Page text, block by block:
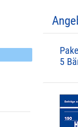
5